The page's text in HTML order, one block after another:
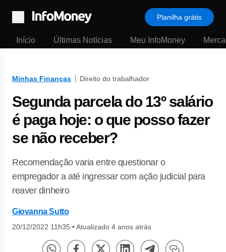
Menu
Planilha grátis
Início Últimas Notícias Meu InfoMoney
Minhas Finanças Direito do trabalhador
Segunda parcela do 13º salário
é paga hoje: o que posso fazer
se não receber?
Recomendação varia entre questionar o
empregador a até ingressar com ação judicial para
reaver dinheiro
Giovanna Sutto
20/12/2022 11h35 •Atualizado 4 anos atrás